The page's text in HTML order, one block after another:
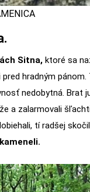
Sitna,ktoré sa
hradným
nedobytná. Brat
a zalarmovali
tí radšej